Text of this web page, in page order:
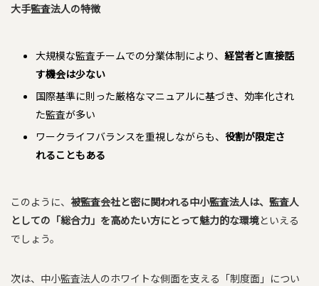
大手監査法人の特徴
大規模な監査チームでの分業体制により、 経営者と直接話
す機会は少ない
国際基準に則った厳格なマニュアルに基づき、効率化され
た監査が多い
ワークライフバランスを重視しながらも、 役割が限定さ
れることもある
このように、 被監査会社と密に関われる中小監査法人は、監査人
としての「総合力」を高めたい方にとって魅力的な環境といえる
でしょう。
次は、中小監査法人のホワイトな側面を支える「制度面」につい